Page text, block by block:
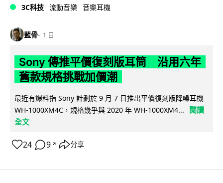
3C科技 流動音樂 音樂耳機
藍骨 1 日
Sony 傳推平價復刻版耳筒 沿用六年
舊款規格挑戰加價潮
最近有爆料指 Sony 計劃於 9 月 7 日推出平價復刻版降噪耳機
WH-1000XM4C，規格幾乎與 2020 年 WH-1000XM4...
閱讀
全文
24 9 ↗ 分享